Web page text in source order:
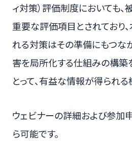
ィ対策）評価制度においても
重要な評価項目とされており
れる対策はその準備にもつな
害を局所化する仕組みの構築
とって、有益な情報が得られる
ウェビナーの詳細および参加
ら可能です。